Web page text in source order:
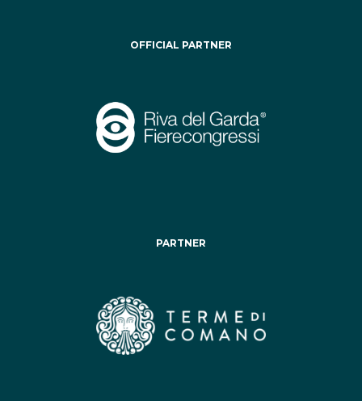
OFFICIAL PARTNER
PARTNER